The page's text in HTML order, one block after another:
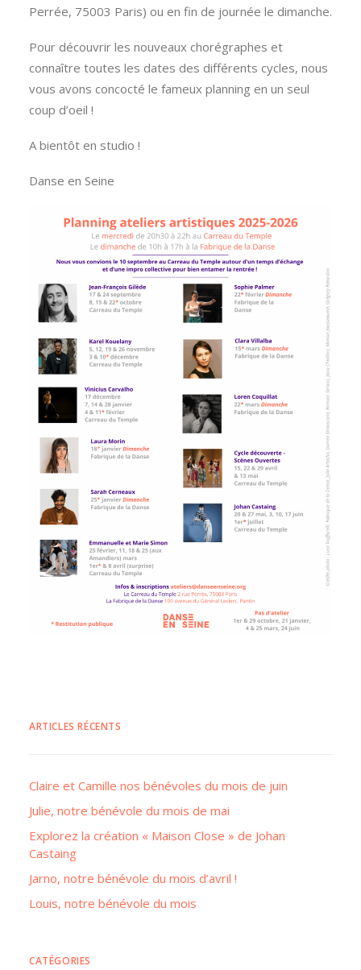
Perrée, 75003 Paris) ou en fin de journée le dimanche.
Pour découvrir les nouveaux chorégraphes et
connaître toutes les dates des différents cycles, nous
vous avons concocté le fameux planning en un seul
coup d’oeil !
A bientôt en studio !
Danse en Seine
ARTICLES RÉCENTS
Claire et Camille nos bénévoles du mois de juin
Julie, notre bénévole du mois de mai
Explorez la création « Maison Close » de Johan
Castaing
Jarno, notre bénévole du mois d’avril !
Louis, notre bénévole du mois
CATÉGORIES